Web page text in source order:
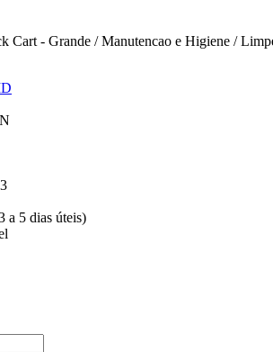
Cart - Grande / Manutencao e Higiene /
a 5 dias úteis)